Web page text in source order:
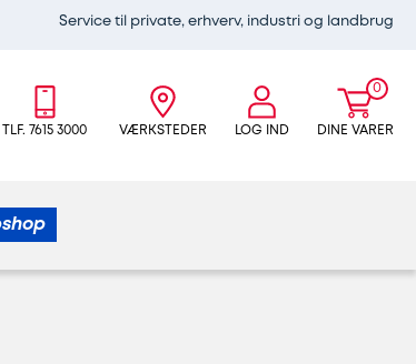
Service til private, erhverv, industri og landbrug
TLF. 7615 3000 VÆRKSTEDER LOG IND
0
DINE VARER